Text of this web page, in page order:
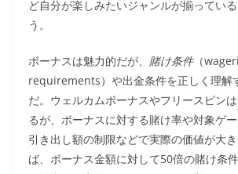
ど自分が楽しみたいジャンルが揃ってい
う。
ボーナスは魅力的だが、 賭け条件（
requirements）や出金条件を正しく理解
だ。ウェルカムボーナスやフリースピン
るが、ボーナスに対する賭け率や対象ゲ
引き出し額の制限などで実際の価値が大
ば、ボーナス金額に対して50倍の賭け条